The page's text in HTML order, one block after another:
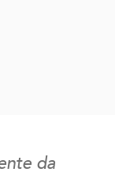
da